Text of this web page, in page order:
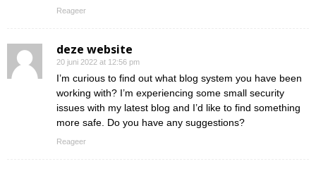
Reageer
deze website
20 juni 2022 at 12:56 pm
I’m curious to find out what blog system you have been
working with? I’m experiencing some small security
issues with my latest blog and I’d like to find something
more safe. Do you have any suggestions?
Reageer